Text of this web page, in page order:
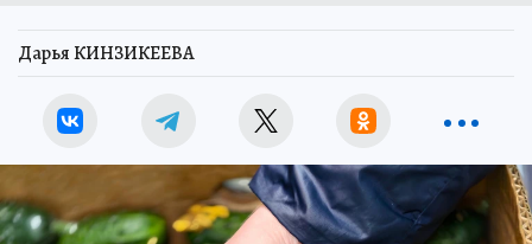
Дарья КИНЗИКЕЕВА